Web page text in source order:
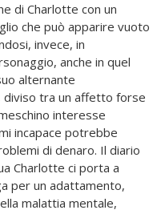
di Charlotte con un
che può apparire vuoto
invece, in
anche in quel
alternante
tra un affetto forse
interesse
incapace potrebbe
di denaro. Il diario
Charlotte ci porta a
per un adattamento,
malattia mentale,